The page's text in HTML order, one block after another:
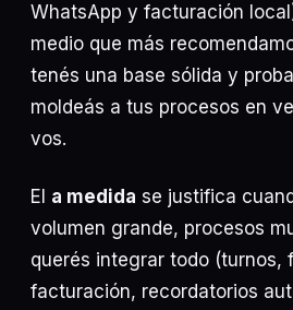
WhatsApp y facturación
medio que más
tenés una base sólida y
moldeás a tus procesos en
vos.
El a medida se justifica
volumen grande, procesos
querés integrar todo (turnos,
facturación, recordatorios